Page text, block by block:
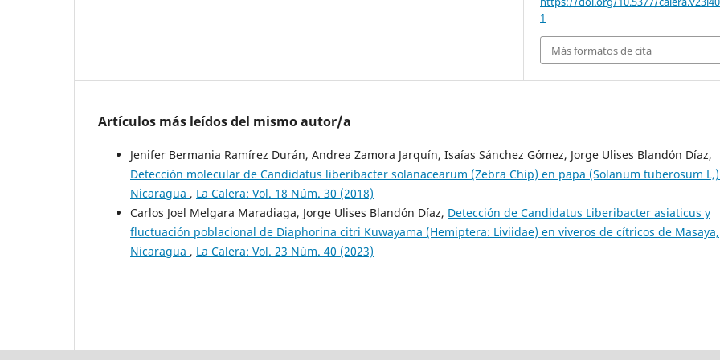
1
Más formatos de cita
Artículos más leídos del mismo autor/a
Jenifer Bermania Ramírez Durán, Andrea Zamora Jarquín, Isaías Sánchez Gómez, Jorge Ulises Blandón Díaz,
Detección molecular de Candidatus liberibacter solanacearum (Zebra Chip) en papa (Solanum tuberosum
Nicaragua , La Calera: Vol. 18 Núm. 30 (2018)
Carlos Joel Melgara Maradiaga, Jorge Ulises Blandón Díaz, Detección de Candidatus Liberibacter asiaticus y
fluctuación poblacional de Diaphorina citri Kuwayama (Hemiptera: Liviidae) en viveros de cítricos de Masaya,
Nicaragua , La Calera: Vol. 23 Núm. 40 (2023)